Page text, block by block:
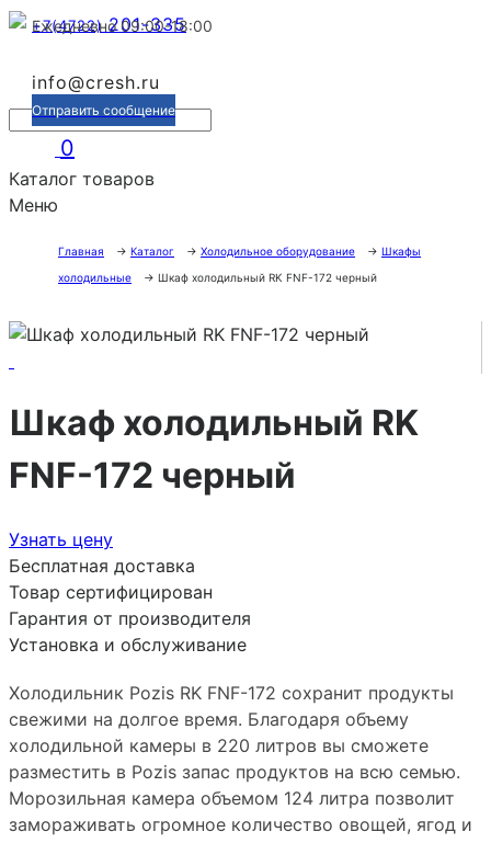
+7(4722)201-335
Ежедневно 09:00-18:00
info@cresh.ru
Отправить сообщение
0
Каталог товаров
Меню
Главная → Каталог → Холодильное оборудование → Шкафы
холодильные
→ Шкаф холодильный RK FNF-172 черный
Шкаф холодильный RK
FNF-172 черный
Узнать цену
Бесплатная доставка
Товар сертифицирован
Гарантия от производителя
Установка и обслуживание
Холодильник Pozis RK FNF-172 сохранит продукты
свежими на долгое время. Благодаря объему
холодильной камеры в 220 литров вы сможете
разместить в Pozis запас продуктов на всю семью.
Морозильная камера объемом 124 литра позволит
замораживать огромное количество овощей, ягод и